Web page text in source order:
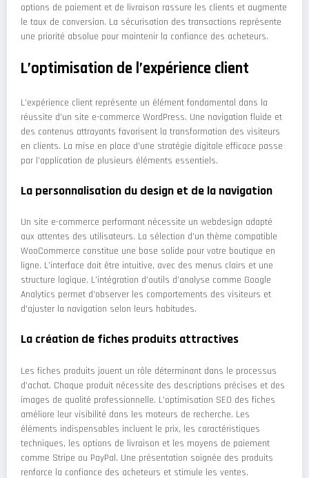
options de paiement et de livraison rassure les clients et augmente
le taux de conversion. La sécurisation des transactions représente
une priorité absolue pour maintenir la confiance des acheteurs.
L’optimisation de l’expérience client
L’expérience client représente un élément fondamental dans la
réussite d’un site e-commerce WordPress. Une navigation fluide et
des contenus attrayants favorisent la transformation des visiteurs
en clients. La mise en place d’une stratégie digitale efficace passe
par l’application de plusieurs éléments essentiels.
La personnalisation du design et de la navigation
Un site e-commerce performant nécessite un webdesign adapté
aux attentes des utilisateurs. La sélection d’un thème compatible
WooCommerce constitue une base solide pour votre boutique en
ligne. L’interface doit être intuitive, avec des menus clairs et une
structure logique. L’intégration d’outils d’analyse comme Google
Analytics permet d’observer les comportements des visiteurs et
d’ajuster la navigation selon leurs habitudes.
La création de fiches produits attractives
Les fiches produits jouent un rôle déterminant dans le processus
d’achat. Chaque produit nécessite des descriptions précises et des
images de qualité professionnelle. L’optimisation SEO des fiches
améliore leur visibilité dans les moteurs de recherche. Les
éléments indispensables incluent le prix, les caractéristiques
techniques, les options de livraison et les moyens de paiement
comme Stripe ou PayPal. Une présentation soignée des produits
renforce la confiance des acheteurs et stimule les ventes.